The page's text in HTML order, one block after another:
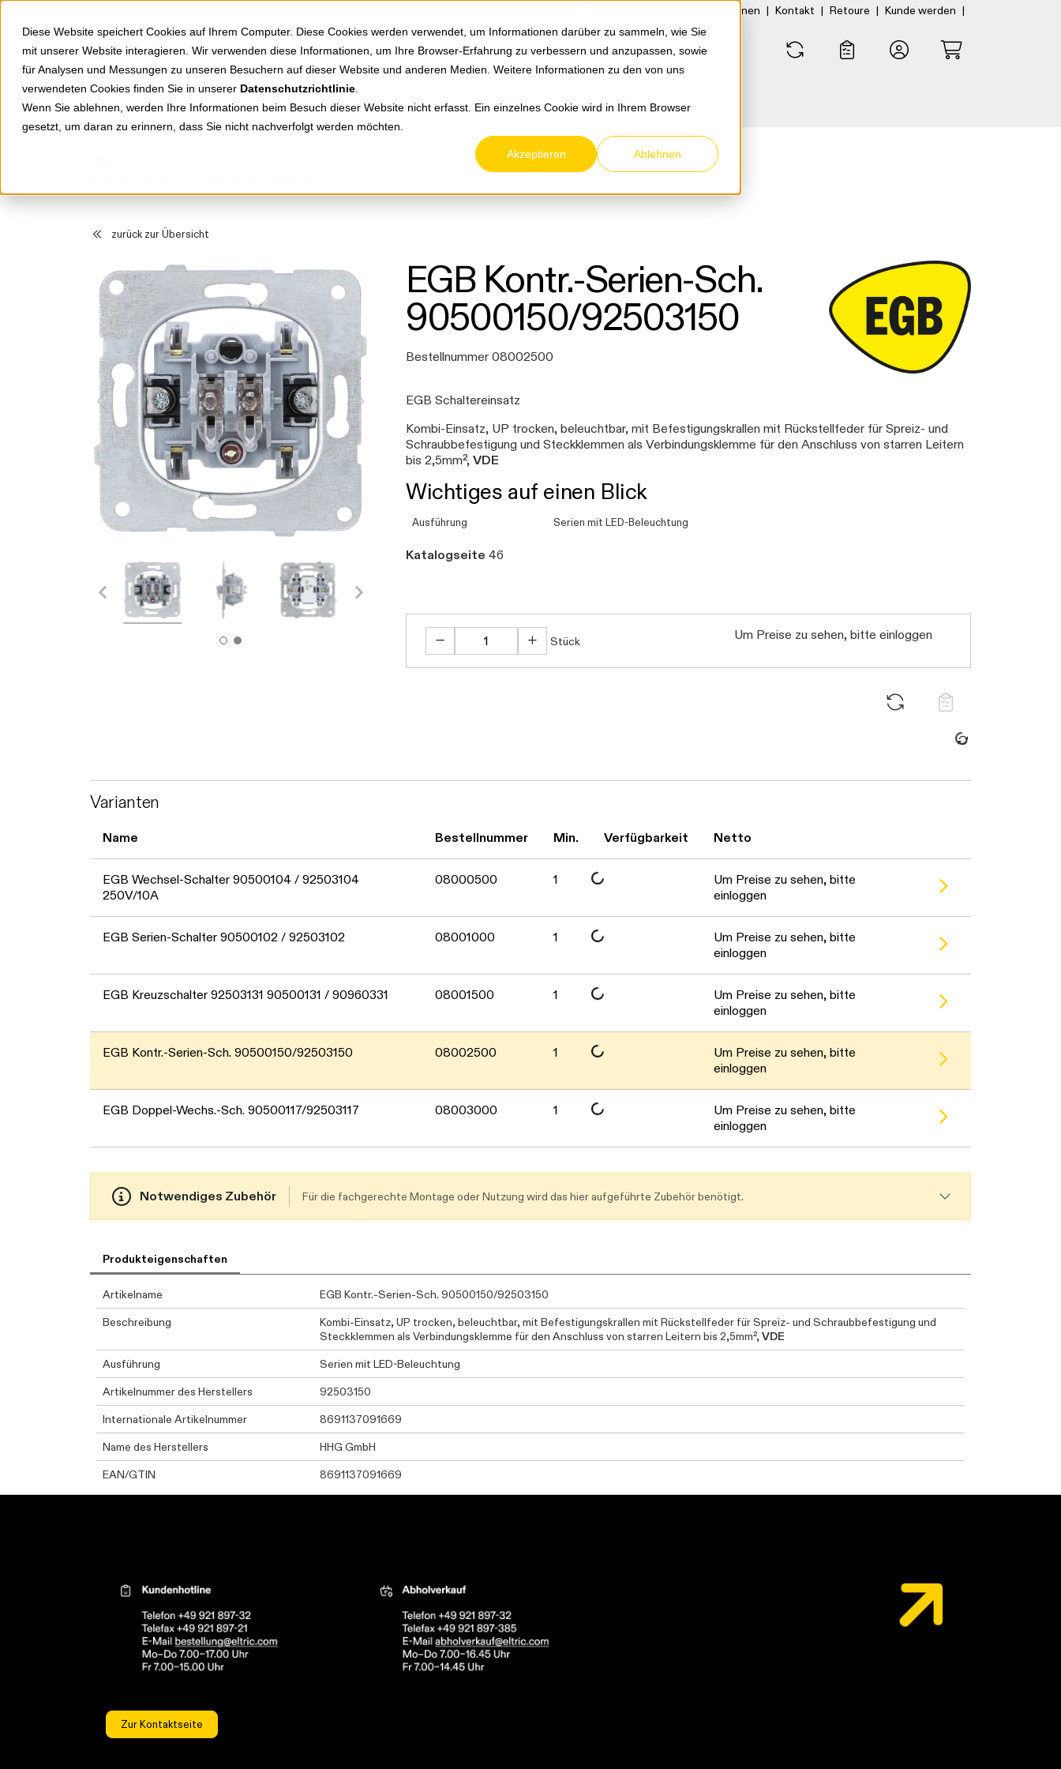
Diese Website speichert Cookies auf Ihrem Computer. Diese Cookies werden verwendet, um Informationen darüber zu sammeln, wie Sie
mit unserer Website interagieren. Wir verwenden diese Informationen, um Ihre Browser-Erfahrung zu verbessern und anzupassen, sowie
für Analysen und Messungen zu unseren Besuchern auf dieser Website und anderen Medien. Weitere Informationen zu den von uns
verwendeten Cookies finden Sie in unserer Datenschutzrichtlinie
Wenn Sie ablehnen, werden Ihre Informationen beim Besuch dieser Website nicht erfasst. Ein einzelnes Cookie wird in Ihrem Browser
gesetzt, um daran zu erinnern, dass Sie nicht nachverfolgt werden möchten.
Akzeptieren Ablehnen
Springe zu Hauptinhalt Ihre Ansprechpartner:innen | Kontakt | Retoure | Kunde werden |
Markenwelten Service & Retouren Karriere Über eltric
Schaltereinsätze
Schaltereinsatz Schalter
zurück zur Übersicht
EGB Kontr.-Serien-Sch.
90500150/92503150
Bestellnummer 08002500
EGB Schaltereinsatz
Kombi-Einsatz, UP trocken, beleuchtbar, mit Befestigungskrallen mit Rückstellfeder für Spreiz- und
Schraubbefestigung und Steckklemmen als Verbindungsklemme für den Anschluss von starren Leitern
bis 2,5mm², VDE
Wichtiges auf einen Blick
Ausführung Serien mit LED-Beleuchtung
Katalogseite 46
Stück Um Preise zu sehen, bitte einloggen
Daten werden geladen. Bitte warten...
Varianten
Name Bestellnummer Min. Verfügbarkeit Netto
EGB Wechsel-Schalter 90500104 / 92503104
250V/10A
08000500 1
Daten werden geladen. Bitte warten...
Um Preise zu sehen, bitte
einloggen
EGB Serien-Schalter 90500102 / 92503102 08001000 1
Daten werden geladen. Bitte warten...
Um Preise zu sehen, bitte
einloggen
EGB Kreuzschalter 92503131 90500131 / 90960331 08001500 1
Daten werden geladen. Bitte warten...
Um Preise zu sehen, bitte
einloggen
EGB Kontr.-Serien-Sch. 90500150/92503150 08002500 1
Daten werden geladen. Bitte warten...
Um Preise zu sehen, bitte
einloggen
EGB Doppel-Wechs.-Sch. 90500117/92503117 08003000 1
Daten werden geladen. Bitte warten...
Um Preise zu sehen, bitte
einloggen
Notwendiges Zubehör Für die fachgerechte Montage oder Nutzung wird das hier aufgeführte Zubehör benötigt.
Produkteigenschaften
Artikelname
EGB Kontr.-Serien-Sch. 90500150/92503150
Beschreibung
Kombi-Einsatz, UP trocken, beleuchtbar, mit Befestigungskrallen mit Rückstellfeder für Spreiz- und Schraubbefestigung und
Steckklemmen als Verbindungsklemme für den Anschluss von starren Leitern bis 2,5mm², VDE
Ausführung
Serien mit LED-Beleuchtung
Artikelnummer des Herstellers
92503150
Internationale Artikelnummer
8691137091669
Name des Herstellers
HHG GmbH
EAN/GTIN
8691137091669
Zur Kontaktseite